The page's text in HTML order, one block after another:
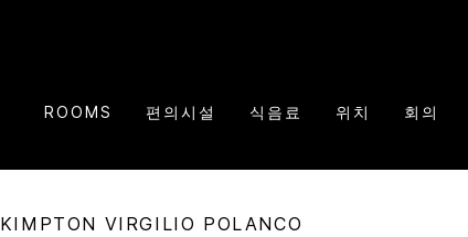
ROOMS 편의시설 식음료 위치 회의
KIMPTON VIRGILIO POLANCO